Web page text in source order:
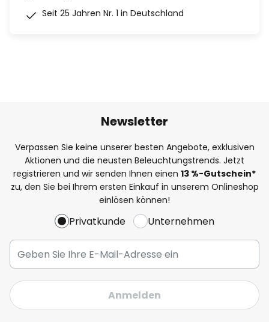
Seit 25 Jahren Nr. 1 in Deutschland
Newsletter
Verpassen Sie keine unserer besten Angebote, exklusiven
Aktionen und die neusten Beleuchtungstrends. Jetzt
registrieren und wir senden Ihnen einen 13 %-Gutschein*
zu, den Sie bei Ihrem ersten Einkauf in unserem Onlineshop
einlösen können!
Privatkunde Unternehmen
Anmelden